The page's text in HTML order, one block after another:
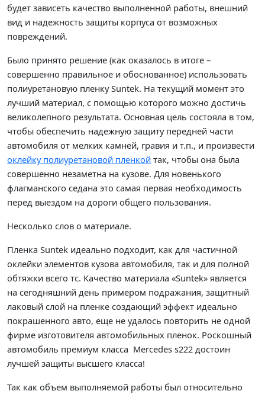
будет зависеть качество выполненной работы, внешний
вид и надежность защиты корпуса от возможных
повреждений.
Было принято решение (как оказалось в итоге –
совершенно правильное и обоснованное) использовать
полиуретановую пленку Suntek. На текущий момент это
лучший материал, с помощью которого можно достичь
великолепного результата. Основная цель состояла в том,
чтобы обеспечить надежную защиту передней части
автомобиля от мелких камней, гравия и т.п., и произвести
оклейку полиуретановой пленкой так, чтобы она была
совершенно незаметна на кузове. Для новенького
флагманского седана это самая первая необходимость
перед выездом на дороги общего пользования.
Несколько слов о материале.
Пленка Suntek идеально подходит, как для частичной
оклейки элементов кузова автомобиля, так и для полной
обтяжки всего тс. Качество материала «Suntek» является
на сегодняшний день примером подражания, защитный
лаковый слой на пленке создающий эффект идеально
покрашенного авто, еще не удалось повторить не одной
фирме изготовителя автомобильных пленок. Роскошный
автомобиль премиум класса Mercedes s222 достоин
лучшей защиты высшего класса!
Так как объем выполняемой работы был относительно